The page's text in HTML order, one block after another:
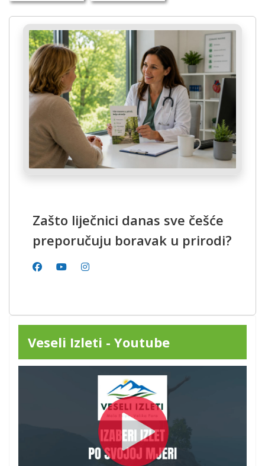
Zašto liječnici danas sve češće
preporučuju boravak u prirodi?
Veseli Izleti - Youtube